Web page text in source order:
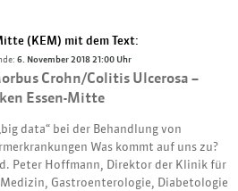
6. November 2018 21:00 Uhr
Crohn/Colitis Ulcerosa –
Essen-Mitte
data“ bei der Behandlung von
Was kommt auf uns zu?
Peter Hoffmann, Direktor der Klinik für
Gastroenterologie, Diabetologie